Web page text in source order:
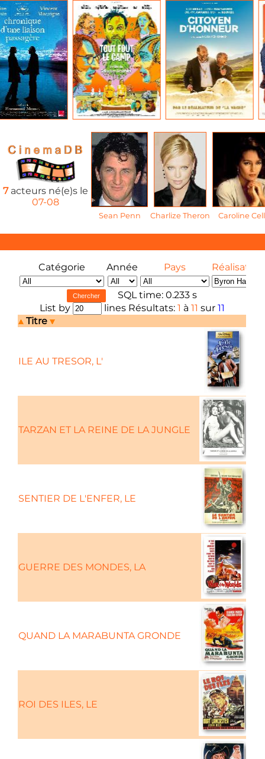
7acteurs né(e)s le
07-08
Sean Penn Charlize Theron Caroline
Catégorie Année Pays Réalisateur
SQL time: 0.233 s
List by
lines Résultats: 1 à 11 sur 11
Titre
ILE AU TRESOR, L'
TARZAN ET LA REINE DE LA JUNGLE
SENTIER DE L'ENFER, LE
GUERRE DES MONDES, LA
QUAND LA MARABUNTA GRONDE
ROI DES ILES, LE